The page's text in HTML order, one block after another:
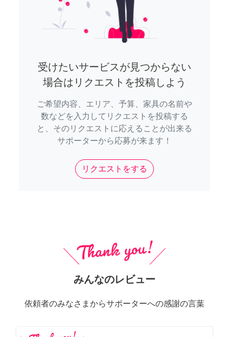
受けたいサービスが見つからない
場合はリクエストを投稿しよう
ご希望内容、エリア、予算、家具の名前や
数などを入力してリクエストを投稿する
と、そのリクエストに応えることが出来る
サポーターから応募が来ます！
リクエストをする
みんなのレビュー
依頼者のみなさまからサポーターへの感謝の言葉